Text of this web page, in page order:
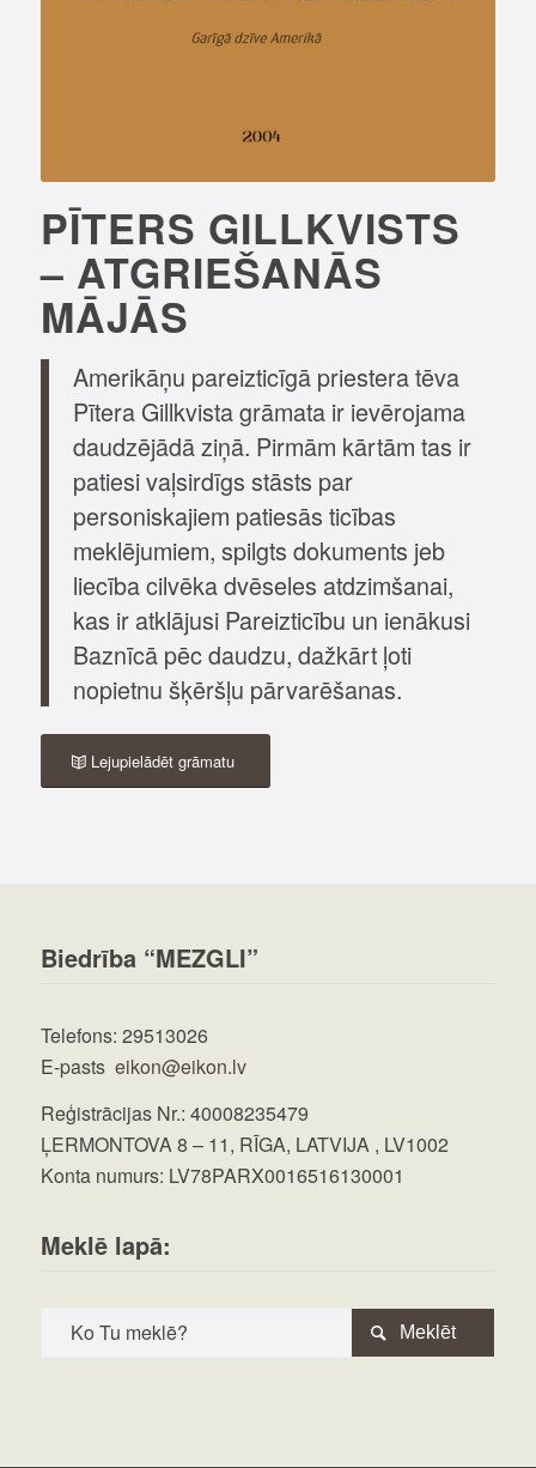
PĪTERS GILLKVISTS
– ATGRIEŠANĀS
MĀJĀS
Amerikāņu pareizticīgā priestera tēva
Pītera Gillkvista grāmata ir ievērojama
daudzējādā ziņā. Pirmām kārtām tas ir
patiesi vaļsirdīgs stāsts par
personiskajiem patiesās ticības
meklējumiem, spilgts dokuments jeb
liecība cilvēka dvēseles atdzimšanai,
kas ir atklājusi Pareizticību un ienākusi
Baznīcā pēc daudzu, dažkārt ļoti
nopietnu šķēršļu pārvarēšanas.
Lejupielādēt grāmatu
Biedrība “MEZGLI”
Telefons: 29513026
E-pasts eikon@eikon.lv
Reģistrācijas Nr.: 40008235479
ĻERMONTOVA 8 – 11, RĪGA, LATVIJA , LV1002
Konta numurs: LV78PARX0016516130001
Meklē lapā:
